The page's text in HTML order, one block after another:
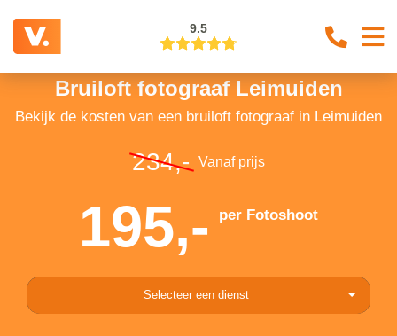
9.5
Bruiloft fotograaf Leimuiden
Bekijk de kosten van een bruiloft fotograaf in Leimuiden
234,- Vanaf prijs
195,- per Fotoshoot
Selecteer een dienst